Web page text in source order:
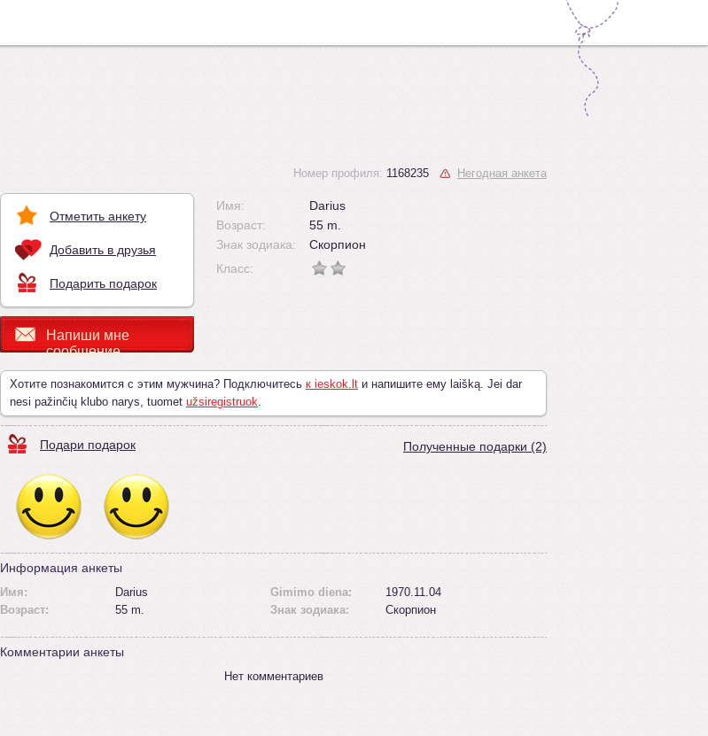
Отметить анкету
Добавить в друзья
Подарить подарок
Напиши мне
сообщение
Номер профиля: 1168235 Негодная анкета
Имя:
Darius
Возраст:
55 m.
Знак зодиака:
Скорпион
Класс:
Хотите познакомится с этим мужчина? Подключитесь к ieskok.lt и напишите ему laišką. Jei dar
nesi pažinčių klubo narys, tuomet užsiregistruok.
Подари подарок Полученные подарки (2)
Информация анкеты
Имя:
Darius
Возраст:
55 m.
Gimimo diena:
1970.11.04
Знак зодиака:
Скорпион
Комментарии анкеты
Нет комментариев